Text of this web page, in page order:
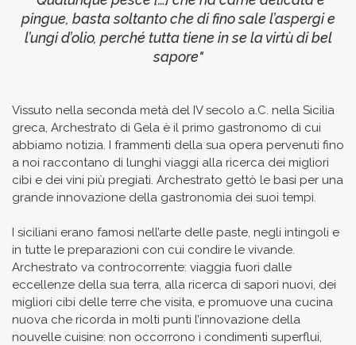
pingue, basta soltanto che di fino sale l’aspergi e
l’ungi d’olio, perché tutta tiene in se la virtù di bel
sapore"
Vissuto nella seconda metà del IV secolo a.C. nella Sicilia
greca, Archestrato di Gela è il primo gastronomo di cui
abbiamo notizia. I frammenti della sua opera pervenuti fino
a noi raccontano di lunghi viaggi alla ricerca dei migliori
cibi e dei vini più pregiati. Archestrato gettò le basi per una
grande innovazione della gastronomia dei suoi tempi.
I siciliani erano famosi nell’arte delle paste, negli intingoli e
in tutte le preparazioni con cui condire le vivande.
Archestrato va controcorrente: viaggia fuori dalle
eccellenze della sua terra, alla ricerca di sapori nuovi, dei
migliori cibi delle terre che visita, e promuove una cucina
nuova che ricorda in molti punti l’innovazione della
nouvelle cuisine: non occorrono i condimenti superflui,